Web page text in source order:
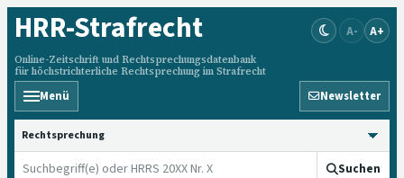
HRR-Strafrecht
Online-Zeitschrift und Rechtsprechungsdatenbank
für höchstrichterliche Rechtsprechung im Strafrecht
A- A+
Menü Newsletter
HRRS durchsuchen
Suchen